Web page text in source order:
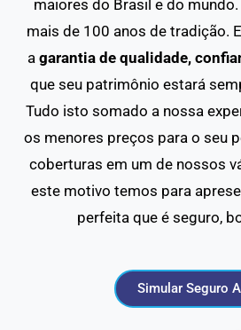
maiores do Brasil e do
mais de 100 anos de tradição.
a garantia de qualidade,
que seu patrimônio estará
Tudo isto somado a nossa
os menores preços para o seu
coberturas em um de nossos
este motivo temos para
perfeita que é seguro,
Simular Seguro